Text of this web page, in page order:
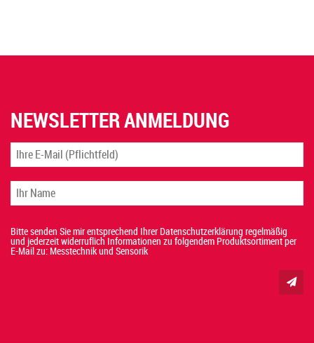
NEWSLETTER ANMELDUNG
Bitte senden Sie mir entsprechend Ihrer Datenschutzerklärung regelmäßig
und jederzeit widerruflich Informationen zu folgendem Produktsortiment per
E-Mail zu: Messtechnik und Sensorik